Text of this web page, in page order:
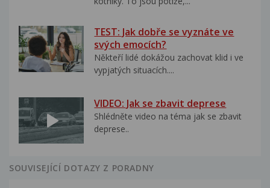
TEST: Jak dobře se vyznáte ve
svých emocích?
Někteří lidé dokážou zachovat klid i ve
vypjatých situacích....
VIDEO: Jak se zbavit deprese
Shlédněte video na téma jak se zbavit
deprese..
SOUVISEJÍCÍ DOTAZY Z PORADNY